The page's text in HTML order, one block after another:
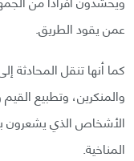
عمن يقود الطريق.
كما أنها تنقل المحادثة
والمنكرين، وتطبيع
الأشخاص الذي يشعرون
المناخية.